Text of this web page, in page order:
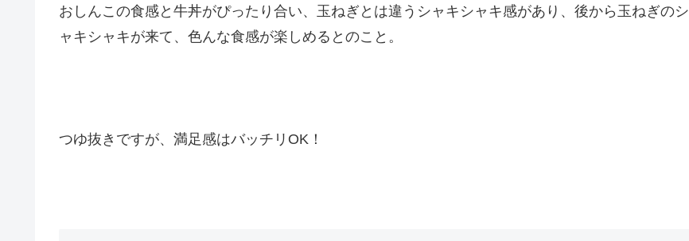
おしんこの食感と牛丼がぴったり合い、玉ねぎとは違うシャキシャキ感があり、後から玉ねぎのシ
ャキシャキが来て、色んな食感が楽しめるとのこと。
つゆ抜きですが、満足感はバッチリOK！